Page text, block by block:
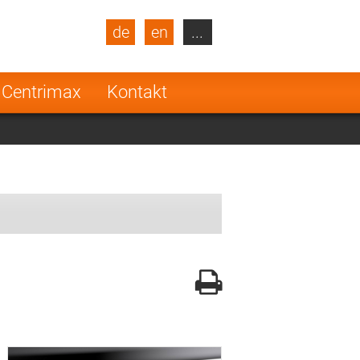
Centrimax Kontakt
de en
Turkey
Netherlands
...